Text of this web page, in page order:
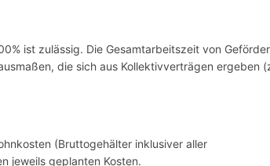
ist zulässig. Die Gesamtarbeitszeit von
die sich aus Kollektivverträgen ergeben
(Bruttogehälter inklusiver aller
jeweils geplanten Kosten.